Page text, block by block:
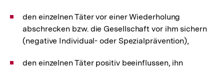
den einzelnen Täter vor einer Wiederholung
abschrecken bzw. die Gesellschaft vor ihm sichern
(negative Individual- oder Spezialprävention),
den einzelnen Täter positiv beeinflussen, ihn